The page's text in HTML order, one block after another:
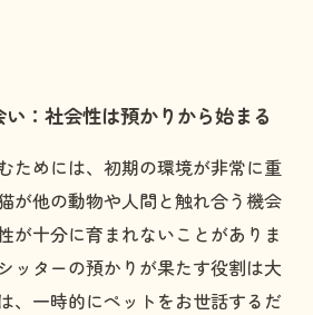
：社会性は預かりから始まる
ためには、初期の環境が非常に重
が他の動物や人間と触れ合う機会
が十分に育まれないことがありま
ッターの預かりが果たす役割は大
、一時的にペットをお世話するだ